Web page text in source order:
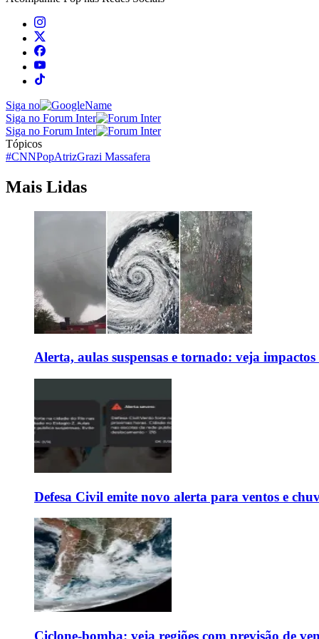
Siga no
Siga no Forum Inter
Siga no Forum Inter
Tópicos
#CNNPopAtrizGrazi Massafera
Mais Lidas
Alerta, aulas suspensas e tornado: veja
Defesa Civil emite novo alerta para ventos e
Ciclone-bomba: veja regiões com previsão de